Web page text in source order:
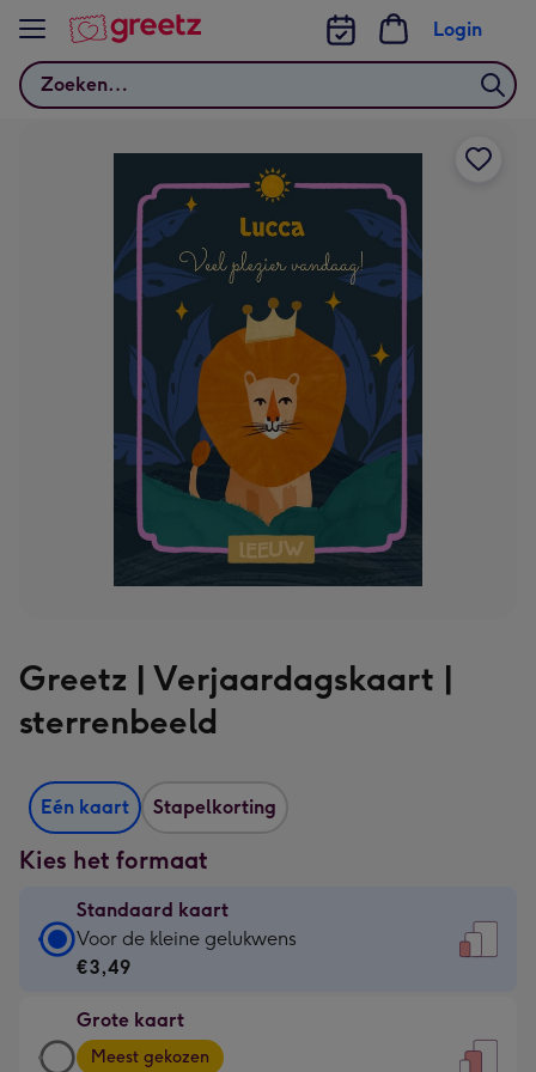
Bekijk meer
Zoeken
Login
Greetz | Verjaardagskaart |
sterrenbeeld
Eén kaart Stapelkorting
Kies het formaat
Standaard kaart
Standaard
kaart
€3,49
-
Voor de kleine gelukwens
€3,49
Grote kaart
Grote
Meest gekozen